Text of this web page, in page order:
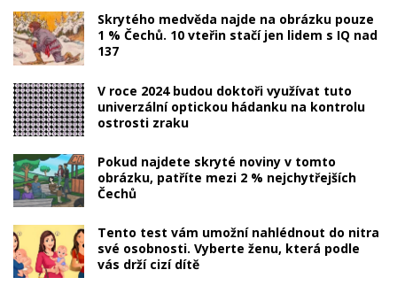
Skrytého medvěda najde na obrázku pouze
1 % Čechů. 10 vteřin stačí jen lidem s IQ nad
137
V roce 2024 budou doktoři využívat tuto
univerzální optickou hádanku na kontrolu
ostrosti zraku
Pokud najdete skryté noviny v tomto
obrázku, patříte mezi 2 % nejchytřejších
Čechů
Tento test vám umožní nahlédnout do nitra
své osobnosti. Vyberte ženu, která podle
vás drží cizí dítě